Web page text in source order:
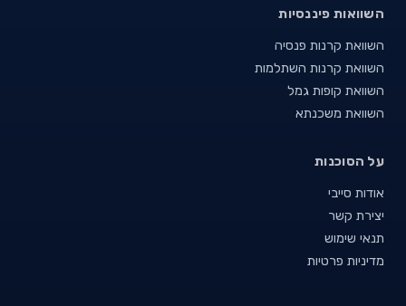
השוואות פיננסיות
השוואת קרנות פנסיה
השוואת קרנות השתלמות
השוואת קופות גמל
השוואת משכנתא
על הסוכנות
אודות סייבי
יצירת קשר
תנאי שימוש
מדיניות פרטיות